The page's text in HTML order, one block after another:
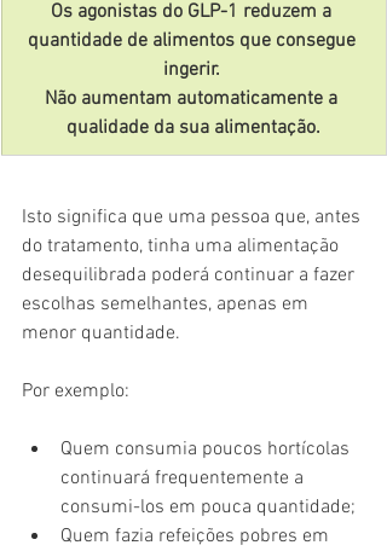
Os agonistas do GLP-1 reduzem a
quantidade de alimentos que consegue
ingerir.
Não aumentam automaticamente a
qualidade da sua alimentação.
Isto significa que uma pessoa que, antes
do tratamento, tinha uma alimentação
desequilibrada poderá continuar a fazer
escolhas semelhantes, apenas em
menor quantidade.
Por exemplo:
Quem consumia poucos hortícolas
continuará frequentemente a
consumi-los em pouca quantidade;
Quem fazia refeições pobres em